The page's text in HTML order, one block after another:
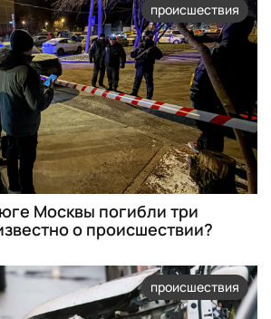
происшествия
Москвы погибли три
о происшествии?
происшествия